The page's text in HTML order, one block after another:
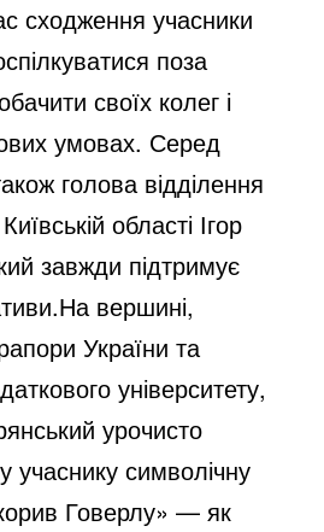
сходження учасники
поза
своїх колег і
умовах. Серед
голова відділення
області Ігор
завжди підтримує
вершині,
України та
університету,
урочисто
учаснику символічну
Говерлу» — як